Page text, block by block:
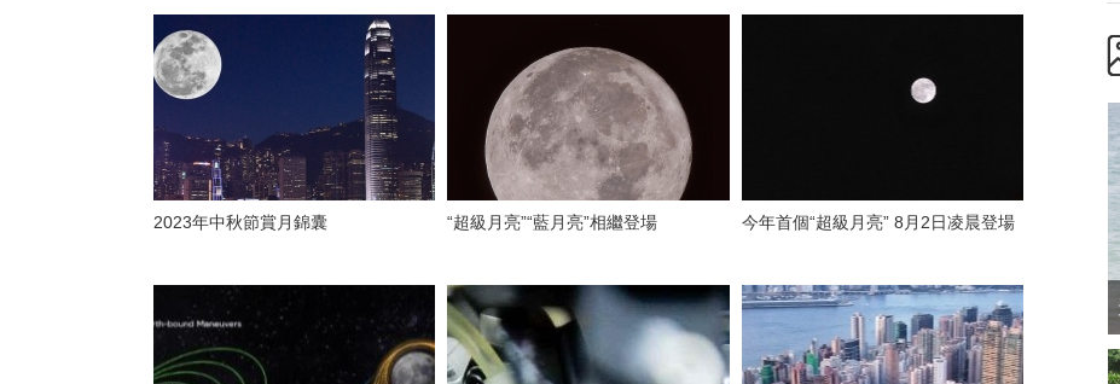
2023年中秋節賞月錦囊 “超級月亮”“藍月亮”相繼登場 今年首個“超級月亮” 8月2日凌晨登場